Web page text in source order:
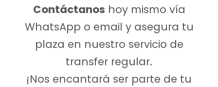
Contáctanos hoy mismo vía
WhatsApp o email y asegura tu
plaza en nuestro servicio de
transfer regular.
¡Nos encantará ser parte de tu